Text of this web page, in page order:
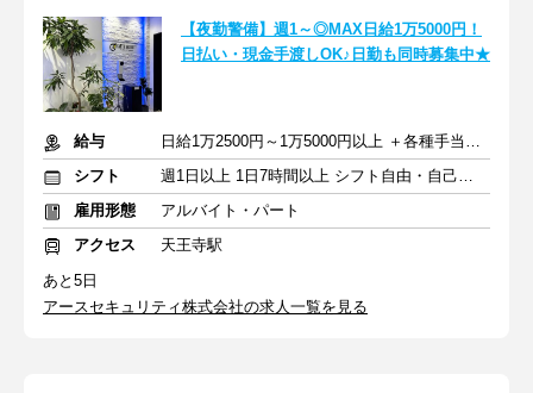
【夜勤警備】週1～◎MAX日給1万5000円！
日払い・現金手渡しOK♪日勤も同時募集中★
給与
日給1万2500円～1万5000円以上 ＋各種手当＋交通費＋昇給あり
シフト
週1日以上 1日7時間以上 シフト自由・自己申告
雇用形態
アルバイト・パート
アクセス
天王寺駅
あと5日
アースセキュリティ株式会社の求人一覧を見る